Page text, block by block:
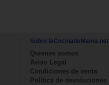
Sobre laCocinadeMama.net
Quienes somos
Aviso Legal
Condiciones de venta
Política de devoluciones